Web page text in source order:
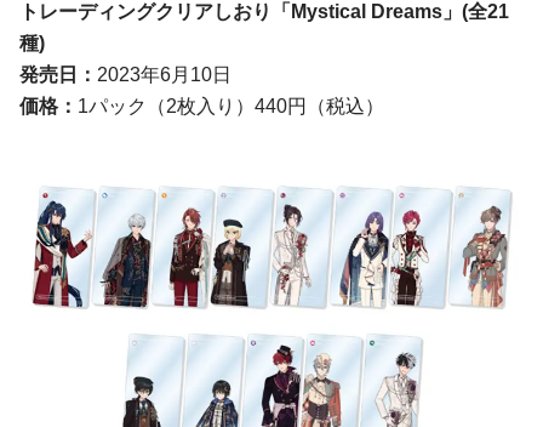
トレーディングクリアしおり「Mystical Dreams」 (全21
種)
発売日： 2023年6月10日
価格： 1パック（2枚入り）440円（税込）